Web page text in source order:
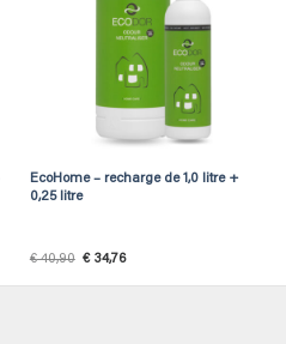
EcoHome – recharge de 1,0 litre +
0,25 litre
€40,90 Original
was:
€34,76Current
is: